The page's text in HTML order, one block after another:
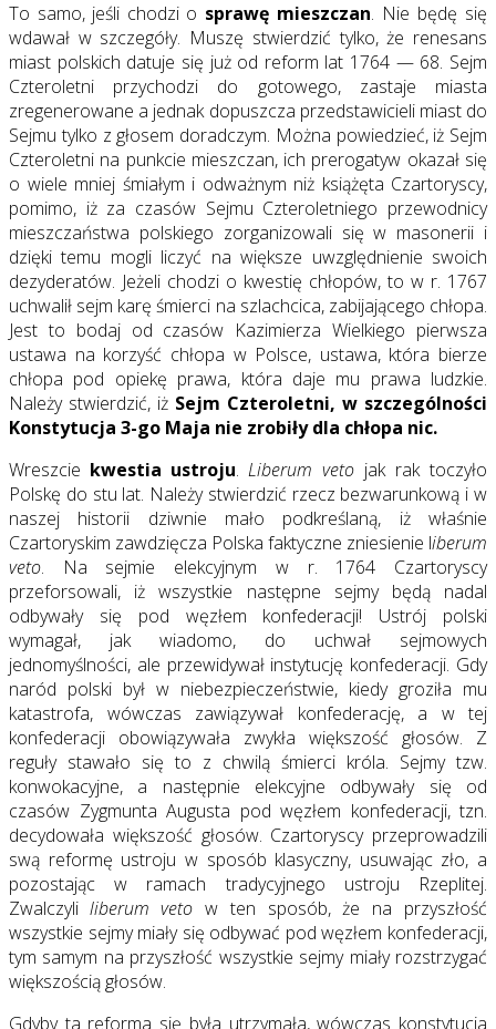
To samo, jeśli chodzi o sprawę mieszczan. Nie będę się
wdawał w szczegóły. Muszę stwierdzić tylko, że renesans
miast polskich datuje się już od reform lat 1764 — 68. Sejm
Czteroletni przychodzi do gotowego, zastaje miasta
zregenerowane a jednak dopuszcza przedstawicieli miast do
Sejmu tylko z głosem doradczym. Można powiedzieć, iż Sejm
Czteroletni na punkcie mieszczan, ich prerogatyw okazał się
o wiele mniej śmiałym i odważnym niż książęta Czartoryscy,
pomimo, iż za czasów Sejmu Czteroletniego przewodnicy
mieszczaństwa polskiego zorganizowali się w masonerii i
dzięki temu mogli liczyć na większe uwzględnienie swoich
dezyderatów. Jeżeli chodzi o kwestię chłopów, to w r. 1767
uchwalił sejm karę śmierci na szlachcica, zabijającego chłopa.
Jest to bodaj od czasów Kazimierza Wielkiego pierwsza
ustawa na korzyść chłopa w Polsce, ustawa, która bierze
chłopa pod opiekę prawa, która daje mu prawa ludzkie.
Należy stwierdzić, iż Sejm Czteroletni, w szczególności
Konstytucja 3-go Maja nie zrobiły dla chłopa nic.
Wreszcie kwestia ustroju. Liberum veto jak rak toczyło
Polskę do stu lat. Należy stwierdzić rzecz bezwarunkową i w
naszej historii dziwnie mało podkreślaną, iż właśnie
Czartoryskim zawdzięcza Polska faktyczne zniesienie liberum
veto. Na sejmie elekcyjnym w r. 1764 Czartoryscy
przeforsowali, iż wszystkie następne sejmy będą nadal
odbywały się pod węzłem konfederacji! Ustrój polski
wymagał, jak wiadomo, do uchwał sejmowych
jednomyślności, ale przewidywał instytucję konfederacji. Gdy
naród polski był w niebezpieczeństwie, kiedy groziła mu
katastrofa, wówczas zawiązywał konfederację, a w tej
konfederacji obowiązywała zwykła większość głosów. Z
reguły stawało się to z chwilą śmierci króla. Sejmy tzw.
konwokacyjne, a następnie elekcyjne odbywały się od
czasów Zygmunta Augusta pod węzłem konfederacji, tzn.
decydowała większość głosów. Czartoryscy przeprowadzili
swą reformę ustroju w sposób klasyczny, usuwając zło, a
pozostając w ramach tradycyjnego ustroju Rzeplitej.
Zwalczyli liberum veto w ten sposób, że na przyszłość
wszystkie sejmy miały się odbywać pod węzłem konfederacji,
tym samym na przyszłość wszystkie sejmy miały rozstrzygać
większością głosów.
Gdyby ta reforma się była utrzymała, wówczas konstytucja